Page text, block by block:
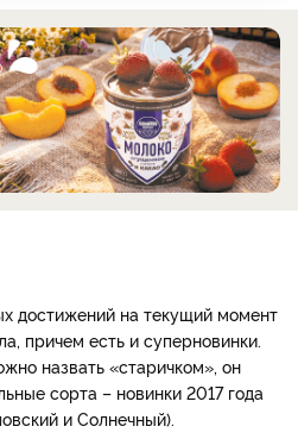
достижений на текущий момент
причем есть и суперновинки.
назвать «старичком», он
сорта – новинки 2017 года
и Солнечный).